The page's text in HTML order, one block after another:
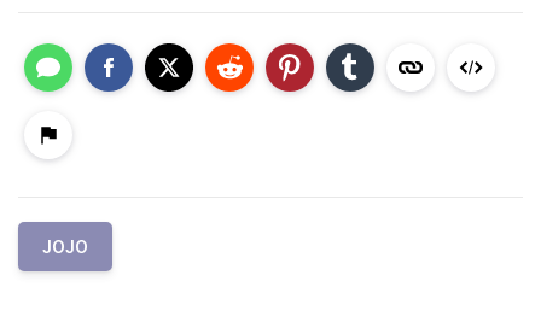
JOJO